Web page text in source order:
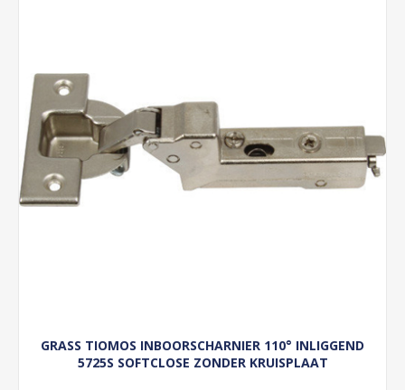
GRASS TIOMOS INBOORSCHARNIER 110° INLIGGEND
5725S SOFTCLOSE ZONDER KRUISPLAAT